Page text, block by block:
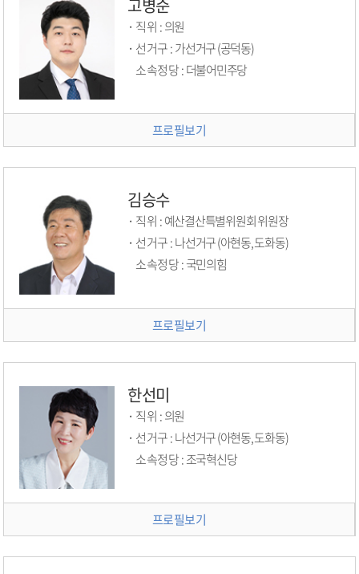
고병준
직위 :의원
선거구 :
가선거구 (공덕동)
소속정당 :더불어민주당
프로필보기
김승수
직위 :예산결산특별위원회 위원장
선거구 :
나선거구 (아현동, 도화동)
소속정당 :국민의힘
프로필보기
한선미
직위 :의원
선거구 :
나선거구 (아현동, 도화동)
소속정당 :조국혁신당
프로필보기